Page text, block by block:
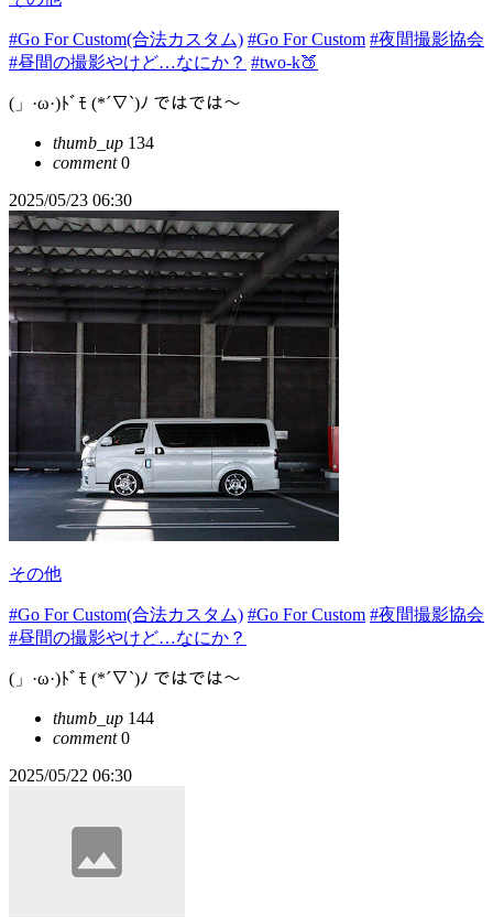
#Go For Custom(合法カスタム) #Go For Custom #夜間撮影協会
#昼間の撮影やけど…なにか？ #two-k🍑
(」·ω·)ﾄﾞﾓ (*´∇`)ﾉ ではでは～
thumb_up 134
comment0
2025/05/23 06:30
その他
#Go For Custom(合法カスタム) #Go For Custom #夜間撮影協会
#昼間の撮影やけど…なにか？
(」·ω·)ﾄﾞﾓ (*´∇`)ﾉ ではでは～
thumb_up 144
comment0
2025/05/22 06:30